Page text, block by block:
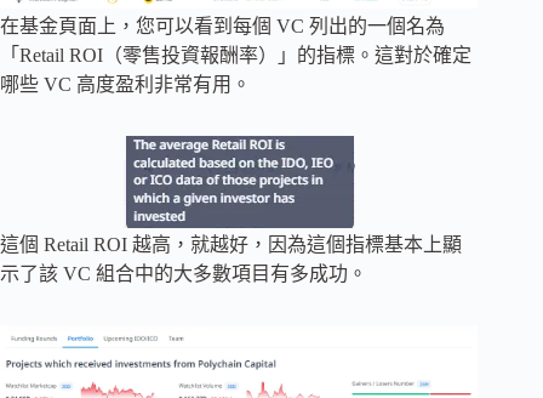
在基金頁面上，您可以看到每個 VC 列出的一個名為
「Retail ROI（零售投資報酬率）」的指標。這對於確定
哪些 VC 高度盈利非常有用。
這個 Retail ROI 越高，就越好，因為這個指標基本上顯
示了該 VC 組合中的大多數項目有多成功。